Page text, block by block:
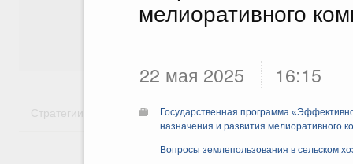
мелиоративного
22 мая 2025 16:15
Государственная программа
назначения и развития мелиоративного
Вопросы землепользования в сельском
Культура
Государство
Стратегии Государственные программы